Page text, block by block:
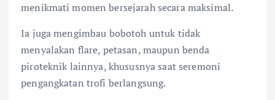
menikmati momen bersejarah secara maksimal.
Ia juga mengimbau bobotoh untuk tidak
menyalakan flare, petasan, maupun benda
piroteknik lainnya, khususnya saat seremoni
pengangkatan trofi berlangsung.